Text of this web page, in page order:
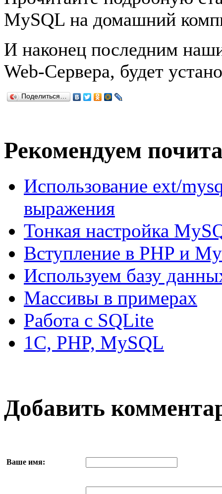
MySQL на домашний
И наконец последним
Web-Сервера, будет
Поделиться…
Рекомендуем
Использование ext/
выражения
Тонкая настройка
Вступление в PHP и
Используем базу
Массивы в примерах
Работа с SQLite
1C, PHP, MySQL
Добавить
Ваше имя: